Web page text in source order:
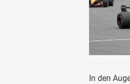
In den